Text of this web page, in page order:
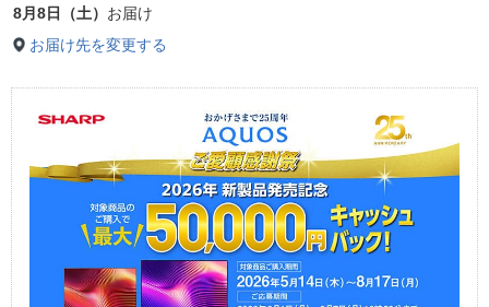
8月8日（土） お届け
お届け先を変更する